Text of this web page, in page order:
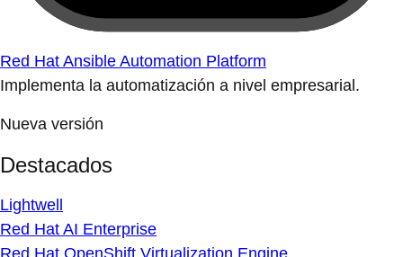
Red Hat Ansible Automation Platform
Implementa la automatización a nivel empresarial.
Nueva versión
Destacados
Lightwell
Red Hat AI Enterprise
Red Hat OpenShift Virtualization Engine